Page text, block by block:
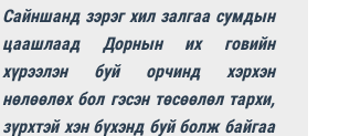
Сайншанд зэрэг хил залгаа сумдын
цаашлаад Дорнын их говийн
хүрээлэн буй орчинд хэрхэн
нөлөөлөх бол гэсэн төсөөлөл тархи,
зүрхтэй хэн бүхэнд буй болж байгаа